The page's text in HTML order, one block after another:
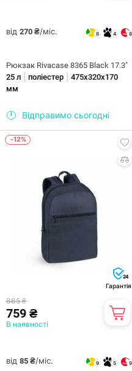
від 270 ₴/міс. 8 4 8
Рюкзак Rivacase 8365 Black 17.3"
25 л
поліестер
475х320х170
мм
Відправимо сьогодні
-12%
24
Гарантія
865 ₴
759 ₴
В наявності
від 85 ₴/міс. 9 5 9